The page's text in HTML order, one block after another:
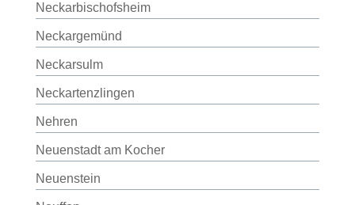
Neckarbischofsheim
Neckargemünd
Neckarsulm
Neckartenzlingen
Nehren
Neuenstadt am Kocher
Neuenstein